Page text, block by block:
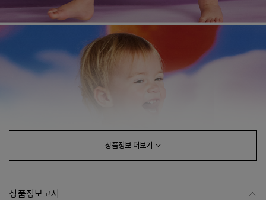
상품정보 더보기
상품정보고시